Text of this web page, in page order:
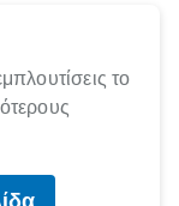
το